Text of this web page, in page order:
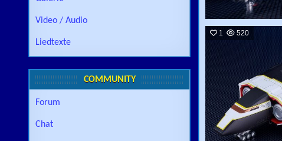
1 520
Video / Audio
Liedtexte
COMMUNITY
Forum
Chat